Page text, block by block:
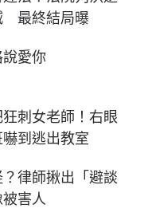
最終結局曝
愛你
刺女老師！右眼
到逃出教室
律師揪出「避談
害人